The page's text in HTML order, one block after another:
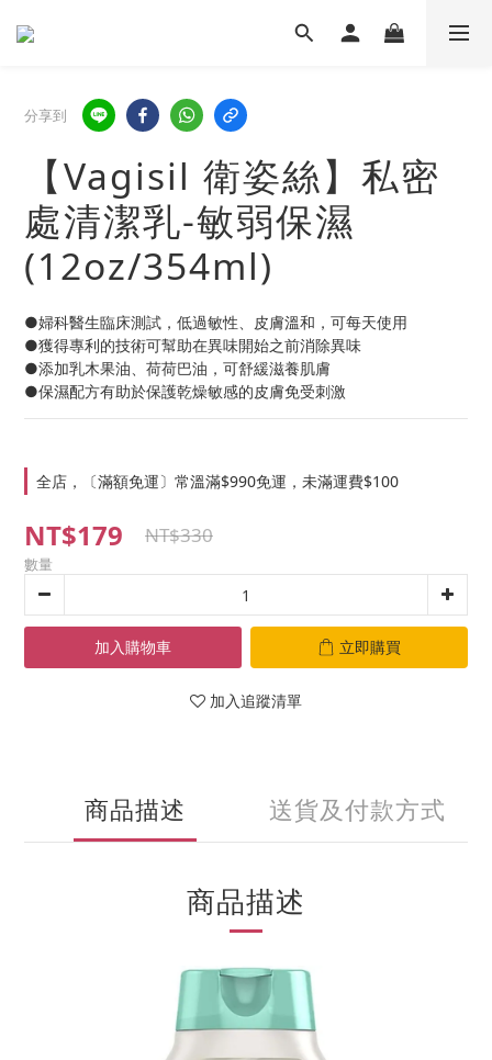
分享到
【Vagisil 衛姿絲】私密
處清潔乳-敏弱保濕
(12oz/354ml)
●婦科醫生臨床測試，低過敏性、皮膚溫和，可每天使用
●獲得專利的技術可幫助在異味開始之前消除異味
●添加乳木果油、荷荷巴油，可舒緩滋養肌膚
●保濕配方有助於保護乾燥敏感的皮膚免受刺激
全店，〔滿額免運〕常溫滿$990免運，未滿運費$100
NT$179 NT$330
數量
加入購物車 立即購買
加入追蹤清單
商品描述 送貨及付款方式
商品描述